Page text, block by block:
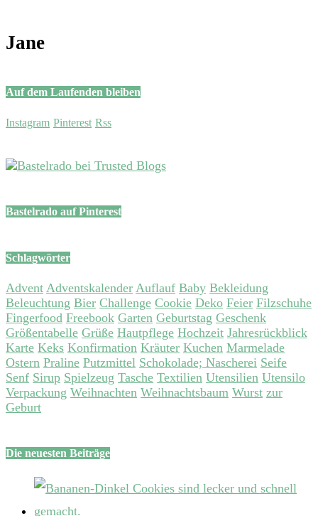
Jane
Auf dem Laufenden bleiben
Instagram Pinterest Rss
Bastelrado auf Pinterest
Schlagwörter
Advent Adventskalender Auflauf Baby Bekleidung
Beleuchtung Bier Challenge Cookie Deko Feier Filzschuhe
Fingerfood Freebook Garten Geburtstag Geschenk
Größentabelle Grüße Hautpflege Hochzeit Jahresrückblick
Karte Keks Konfirmation Kräuter Kuchen Marmelade
Ostern Praline Putzmittel Schokolade; Nascherei Seife
Senf Sirup Spielzeug Tasche Textilien Utensilien Utensilo
Verpackung Weihnachten Weihnachtsbaum Wurst zur
Geburt
Die neuesten Beiträge